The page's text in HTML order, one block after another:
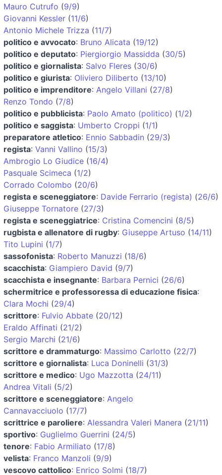
Mauro Cutrufo (9/9)
Giovanni Kessler (11/6)
Antonio Michele Trizza (11/7)
politico e avvocato: Bruno Alicata (19/12)
politico e deputato: Piergiorgio Massidda (30/5)
politico e giornalista: Salvo Fleres (30/6)
politico e giurista: Oliviero Diliberto (13/10)
politico e imprenditore: Angelo Villani (27/8)
Renzo Tondo (7/8)
politico e pubblicista: Paolo Amato (politico) (1/2)
politico e saggista: Umberto Croppi (1/1)
preparatore atletico: Ennio Sabbadin (29/3)
regista: Vanni Vallino (15/3)
Ambrogio Lo Giudice (16/4)
Pasquale Scimeca (1/2)
Corrado Colombo (20/6)
regista e sceneggiatore: Davide Ferrario (regista) (26/6)
Giuseppe Tornatore (27/3)
regista e sceneggiatrice: Cristina Comencini (8/5)
rugbista e allenatore di rugby: Giuseppe Artuso (14/11)
Tito Lupini (1/7)
sassofonista: Roberto Manuzzi (18/6)
scacchista: Giampiero David (9/7)
scacchista e insegnante: Barbara Pernici (26/6)
schermitrice e professoressa di educazione fisica:
Clara Mochi (29/4)
scrittore: Fulvio Abbate (20/12)
Eraldo Affinati (21/2)
Sergio Marchi (21/6)
scrittore e drammaturgo: Massimo Carlotto (22/7)
scrittore e giornalista: Luca Doninelli (31/3)
scrittore e medico: Ugo Mazzotta (24/11)
Andrea Vitali (5/2)
scrittore e sceneggiatore: Angelo
Cannavacciuolo (17/7)
scrittrice e paroliere: Alessandra Valeri Manera (21/11)
sportivo: Guglielmo Guerrini (24/5)
tenore: Fabio Armiliato (17/8)
velista: Franco Manzoli (9/9)
vescovo cattolico: Enrico Solmi (18/7)